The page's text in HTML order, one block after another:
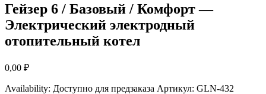
Гейзер 6 / Базовый / Комфорт —
Электрический электродный
отопительный котел
0,00 ₽
Availability: Доступно для предзаказа Артикул: GLN-432